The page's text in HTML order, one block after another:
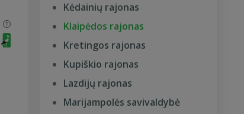
Kėdainių rajonas
Klaipėdos rajonas
Kretingos rajonas
Kupiškio rajonas
Lazdijų rajonas
Marijampolės savivaldybė